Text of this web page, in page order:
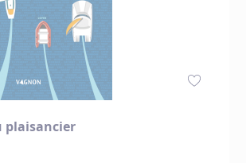
plaisancier